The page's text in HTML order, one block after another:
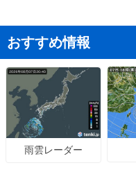
おすすめ情報
雨雲レーダー